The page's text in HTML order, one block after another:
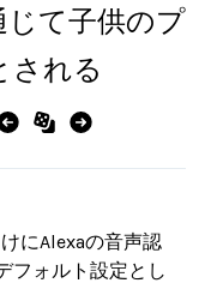
じて子供のプ
される
にAlexaの音声認
フォルト設定とし